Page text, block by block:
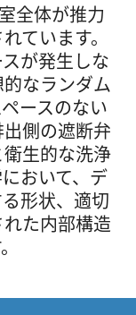
全体が推力
ています。
が発生しな
なランダム
ースのない
側の遮断弁
生的な洗浄
おいて、デ
形状、適切
た内部構造